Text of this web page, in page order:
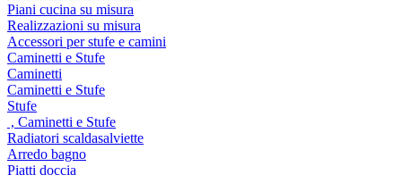
Piani cucina su misura
Realizzazioni su misura
Accessori per stufe e camini
Caminetti e Stufe
Caminetti
Caminetti e Stufe
Stufe
, Caminetti e Stufe
Radiatori scaldasalviette
Arredo bagno
Piatti doccia